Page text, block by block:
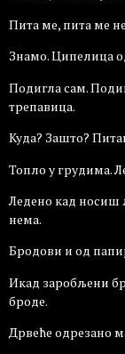
Пита ме, пита ме
Знамо. Ципелица
Подигла сам.
трепавица.
Куда? Зашто?
Топло у грудима.
Ледено кад носиш
нема.
Бродови и од
Икад заробљени
броде.
Дрвеће одрезано